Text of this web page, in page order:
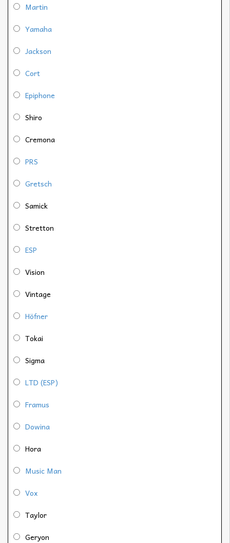
Martin
Yamaha
Jackson
Cort
Epiphone
Shiro
Cremona
PRS
Gretsch
Samick
Stretton
ESP
Vision
Vintage
Höfner
Tokai
Sigma
LTD (ESP)
Framus
Dowina
Hora
Music Man
Vox
Taylor
Geryon